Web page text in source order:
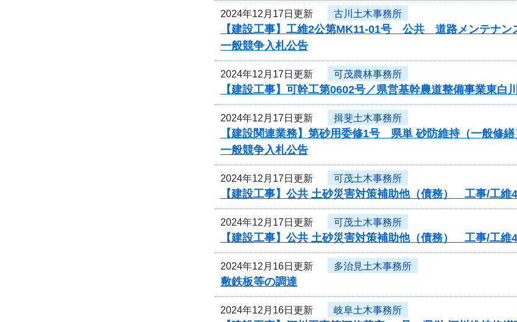
2024年12月17日更新 古川土木事務所
【建設工事】工維2公第MK11-01号 公共 道路メンテナン
一般競争入札公告
2024年12月17日更新 可茂農林事務所
【建設工事】可幹工第0602号／県営基幹農道整備事業東
2024年12月17日更新 揖斐土木事務所
【建設関連業務】第砂用委修1号 県単 砂防維持（一般修
一般競争入札公告
2024年12月17日更新 可茂土木事務所
【建設工事】公共 土砂災害対策補助他（債務） 工事/工
2024年12月17日更新 可茂土木事務所
【建設工事】公共 土砂災害対策補助他（債務） 工事/工
2024年12月16日更新 多治見土木事務所
敷鉄板等の調達
2024年12月16日更新 岐阜土木事務所